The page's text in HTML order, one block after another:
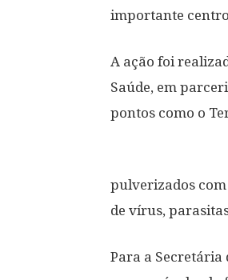
importante
A ação foi
Saúde, em
pontos como o
pulverizados com
de vírus,
Para a Secretária